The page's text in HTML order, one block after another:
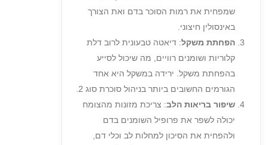
שמפחית את רמות הסוכר בדם ואת הצורך
באינסולין חיצוני.
הפחתת משקל: דיאטה טבעונית לרוב דלת
קלוריות ושומנים רוויים, מה שיכול לסייע
בהפחתת משקל. ירידה במשקל היא אחד
הגורמים החשובים ביותר בניהול סוכרת סוג 2.
שיפור בריאות הלב: צריכת מזונות מהצומח
יכולה לשפר את פרופיל השומנים בדם
ולהפחית את הסיכון למחלות לב וכלי דם,